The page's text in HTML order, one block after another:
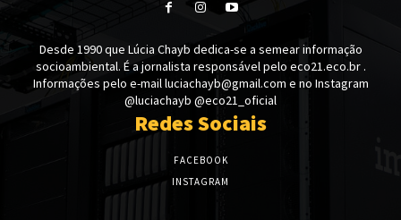
Desde 1990 que Lúcia Chayb dedica-se a semear informação
socioambiental. É a jornalista responsável pelo eco21.eco.br .
Informações pelo e-mail luciachayb@gmail.com e no Instagram
@luciachayb @eco21_oficial
Redes Sociais
FACEBOOK
INSTAGRAM